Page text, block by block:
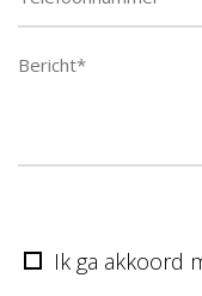
Ik ga akkoord